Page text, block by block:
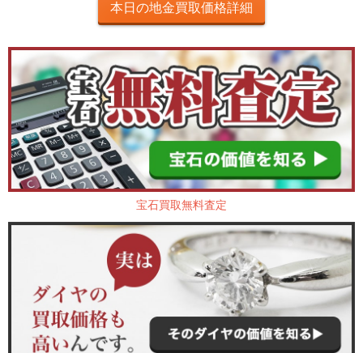
本日の地金買取価格詳細
宝石買取無料査定